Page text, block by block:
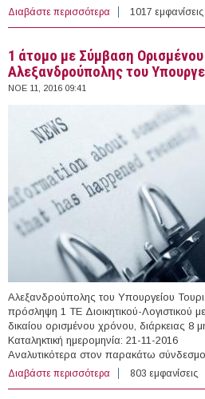
Διαβάστε περισσότερα για 31 θέσεις
(11/11/2016)
1017 εμφανίσεις
1 άτομο με Σύμβαση
Αλεξανδρούπολης του
ΝΟΕ 11, 2016 09:41
Αλεξανδρούπολης του Υπουργείου
πρόσληψη 1 ΤΕ Διοικητικού-Λογιστικού
δικαίου ορισμένου χρόνου, διάρκειας 8
Καταληκτική ημερομηνία: 21-11-2016
Αναλυτικότερα στον παρακάτω σύνδεσμο.
Διαβάστε περισσότερα για 1 άτομο με
Αλεξανδρούπολης
803 εμφανίσεις